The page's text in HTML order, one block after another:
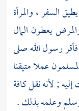
السفر ، والمرأة
يعطون المال
رسول الله صلى
عملا متيقنا
; لأنه نقل كافة
وعلمه بذلك .